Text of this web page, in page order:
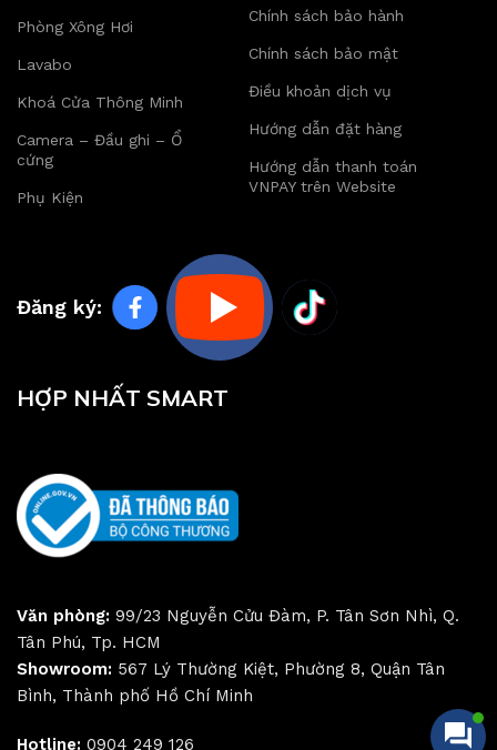
Phòng Xông Hơi
Lavabo
Khoá Cửa Thông Minh
Camera – Đầu ghi – Ổ
cứng
Phụ Kiện
Chính sách bảo hành
Chính sách bảo mật
Điều khoản dịch vụ
Hướng dẫn đặt hàng
Hướng dẫn thanh toán
VNPAY trên Website
Đăng ký:
HỢP NHẤT SMART
Văn phòng: 99/23 Nguyễn Cửu Đàm, P. Tân Sơn Nhì, Q.
Tân Phú, Tp. HCM
Showroom: 567 Lý Thường Kiệt, Phường 8, Quận Tân
Bình, Thành phố Hồ Chí Minh
Hotline: 0904 249 126